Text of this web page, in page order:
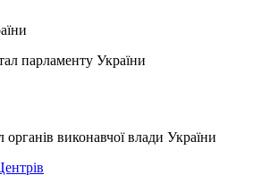
парламенту України
виконавчої влади України